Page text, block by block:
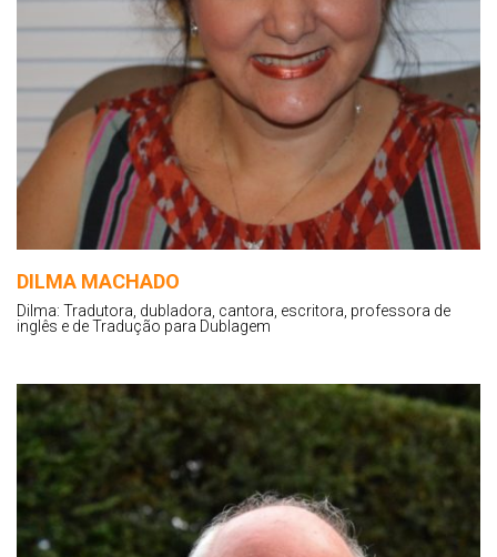
DILMA MACHADO
Dilma: Tradutora, dubladora, cantora, escritora, professora de
inglês e de Tradução para Dublagem